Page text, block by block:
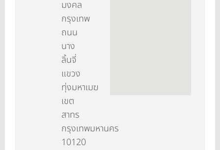
มงคล
กรุงเทพ
ถนน
นาง
ลิ้นจี่
แขวง
ทุ่งมหาเมฆ
เขต
สาทร
กรุงเทพมหานคร
10120